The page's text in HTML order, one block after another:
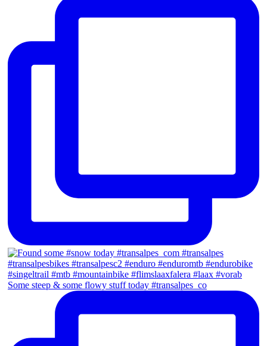
Some steep & some flowy stuff today #transalpes_co